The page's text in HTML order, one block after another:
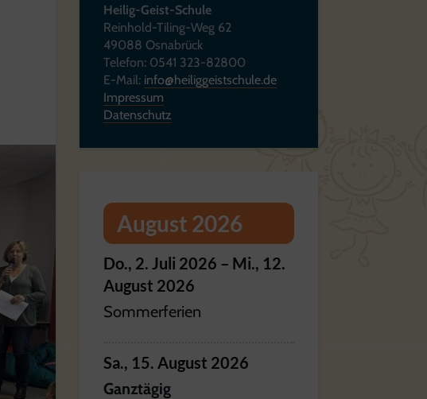
Heilig-Geist-Schule
Reinhold-Tiling-Weg 62
49088 Osnabrück
Telefon: 0541 323-82800
E-Mail: info@heiliggeistschule.de
Impressum
Datenschutz
August 2026
Do., 2. Juli 2026 – Mi., 12.
August 2026
Sommerferien
Sa., 15. August 2026
Ganztägig